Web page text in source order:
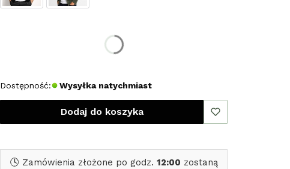
Dostępność: Wysyłka natychmiast
Dodaj do koszyka
🕓 Zamówienia złożone po godz. 12:00 zostaną